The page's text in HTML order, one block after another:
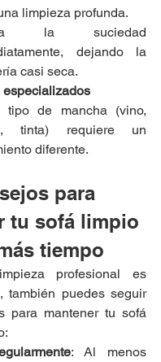
limpieza profunda.
la suciedad
dejando la
casi seca.
especializados
tipo de mancha (vino,
tinta) requiere un
diferente.
para
tu sofá limpio
tiempo
profesional es
también puedes seguir
para mantener tu sofá
: Al menos